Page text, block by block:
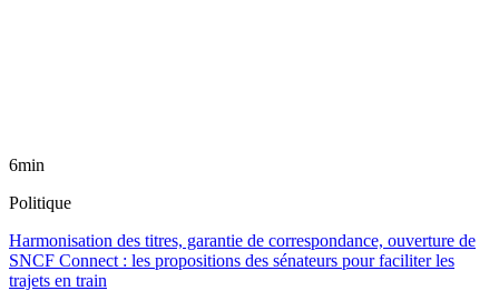
6min
Politique
Harmonisation des titres, garantie de correspondance, ouverture de
SNCF Connect : les propositions des sénateurs pour faciliter les
trajets en train